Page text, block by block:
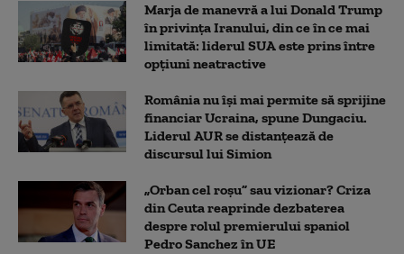
Marja de manevră a lui Donald Trump
în privința Iranului, din ce în ce mai
limitată: liderul SUA este prins între
opțiuni neatractive
România nu își mai permite să sprijine
financiar Ucraina, spune Dungaciu.
Liderul AUR se distanțează de
discursul lui Simion
„Orban cel roșu” sau vizionar? Criza
din Ceuta reaprinde dezbaterea
despre rolul premierului spaniol
Pedro Sanchez în UE